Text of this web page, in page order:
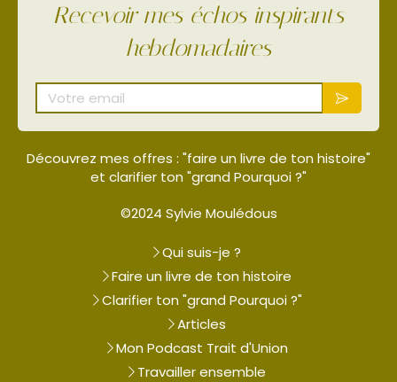
Recevoir mes échos inspirants
hebdomadaires
Votre email
Découvrez mes offres : "faire un livre de ton histoire"
et clarifier ton "grand Pourquoi ?"
©2024 Sylvie Moulédous
Qui suis-je ?
Faire un livre de ton histoire
Clarifier ton "grand Pourquoi ?"
Articles
Mon Podcast Trait d'Union
Travailler ensemble